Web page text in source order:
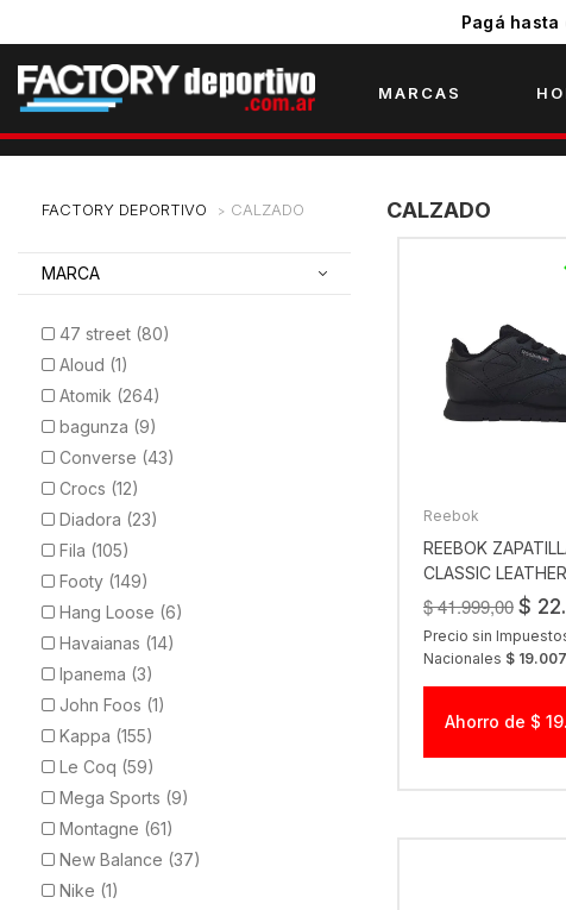
Pagá hasta
MARCAS
CALZADO
MARCA
47 street (80)
Aloud (1)
Atomik (264)
bagunza (9)
Converse (43)
Crocs (12)
Diadora (23)
Fila (105)
Footy (149)
Hang Loose (6)
Havaianas (14)
Ipanema (3)
John Foos (1)
Kappa (155)
Le Coq (59)
Mega Sports (9)
Montagne (61)
New Balance (37)
Nike (1)
CALZADO
Reebok
REEBOK
CLASSIC
$ 41.999,00 $
Precio sin
Nacionales $
Ahorro de $